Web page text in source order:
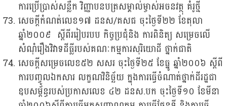
ការប្រើប្រាស់សន្លឹក វិញ្ញាបនបត្រសម្គាល់ម្ចាស់អចនវត្ថុ គំរូថ្មី
សេចក្តីកំណត់លេខ១៧ ដនស/គសជ ចុះថ្ងៃទី២២ ខែតុលា
ឆ្នាំ២០០៩ ស្តីពីររៀបរបប កិច្ចប្រជុំនិង ការពិនិត្យ សម្រេចលើ
សំណុំរឿងវិវាទដីធ្លីរបស់គណៈកម្មការសុរិយោដី ថ្នាក់ជាតិ
សេចក្តីសម្រេចលេខ៥២ សសរ ចុះថ្ងៃទី២៥ ខែធ្នូ ឆ្នាំ២០០៦ ស្តីពី
ការបញ្ចូលឯកសារ លក្ខណវិនិច្ឆ័យ ក្នុងការធ្វើចំណាត់ថ្នាក់ដីរដ្ឋជា
ឧបសម្ព័ន្ធរបស់ប្រកាសលេខ ៤២ ដនស.បក ចុះថ្ងៃទី១០ ខែមីនា